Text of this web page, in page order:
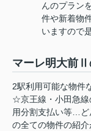
んのプラン
件や新着物
いますので
マーレ明大前Ⅱ
2駅利用可能な物件
☆京王線・小田急線
用分割支払い等…ど
の全ての物件の紹